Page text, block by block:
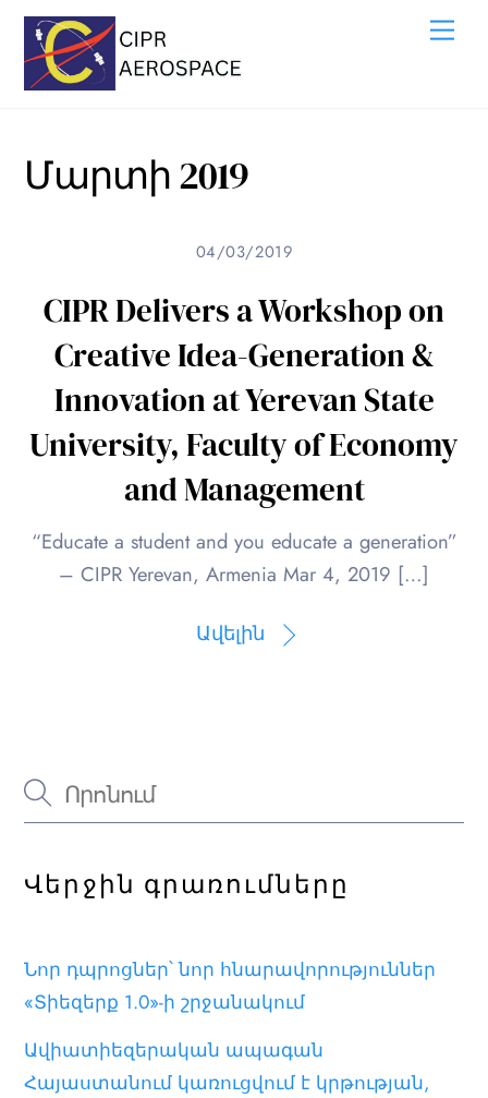
Skip
content
Մարտի 2019
04/03/2019
CIPR Delivers a Workshop on
Creative Idea-Generation &
Innovation at Yerevan State
University, Faculty of Economy
and Management
“Educate a student and you educate a generation”
– CIPR Yerevan, Armenia Mar 4, 2019 […]
Ավելին
Վերջին գրառումները
Նոր դպրոցներ՝ նոր հնարավորություններ
«Տիեզերք 1.0»-ի շրջանակում
Ավիատիեզերական ապագան
Հայաստանում կառուցվում է կրթության,